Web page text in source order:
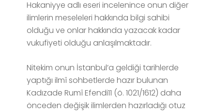
Hakaniyye adlı eseri incelenince onun diğer
ilimlerin meseleleri hakkında bilgi sahibi
olduğu ve onlar hakkında yazacak kadar
vukufiyeti olduğu anlaşılmaktadır.
Nitekim onun İstanbul’a geldiği tarihlerde
yaptığı ilmî sohbetlerde hazır bulunan
Kadızade Rumî Efendi11 (ö. 1021/1612) daha
önceden değişik ilimlerden hazırladığı otuz